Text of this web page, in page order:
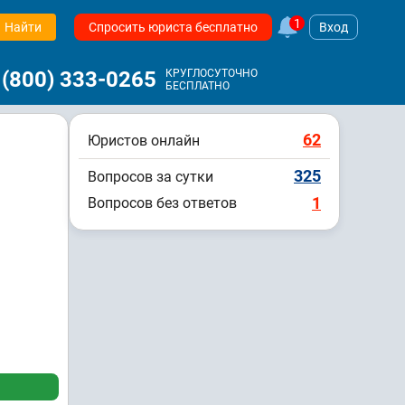
Найти Спросить юриста бесплатно 1 Вход
333-0265
КРУГЛОСУТОЧНО
БЕСПЛАТНО
Юристов онлайн 62
Вопросов за сутки 325
Вопросов без ответов 1